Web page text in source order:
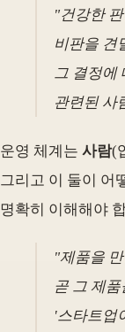
"건강한
비판을 견
그 결정에
관련된 사
운영 체계는 사람(
그리고 이 둘이 어
명확히 이해해야
"제품을
곧 그 제
'스타트업